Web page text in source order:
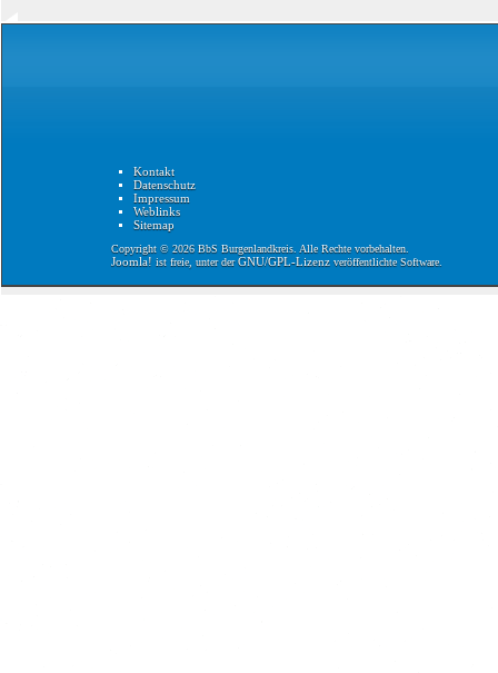
Kontakt
Datenschutz
Impressum
Weblinks
Sitemap
Copyright © 2026 BbS Burgenlandkreis. Alle Rechte vorbehalten.
Joomla! ist freie, unter derGNU/GPL-Lizenzveröffentlichte Software.